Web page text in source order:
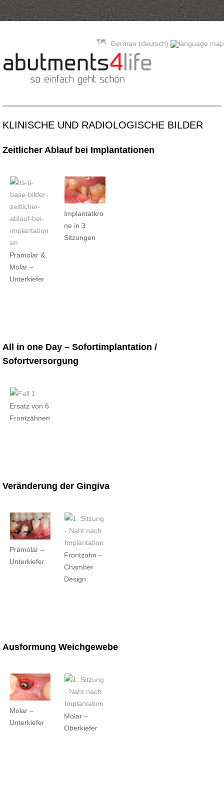
German (deutsch)
KLINISCHE UND RADIOLOGISCHE BILDER
Zeitlicher Ablauf bei Implantationen
Prämolar &
Molar –
Unterkiefer
Implantatkro
ne in 3
Sitzungen
All in one Day – Sofortimplantation /
Sofortversorgung
Ersatz von 6
Frontzähnen
Veränderung der Gingiva
Prämolar –
Unterkiefer
Frontzahn –
Chamber
Design
Ausformung Weichgewebe
Molar –
Unterkiefer
Molar –
Oberkiefer